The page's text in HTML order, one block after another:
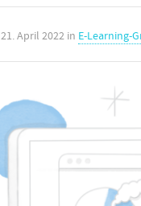
21. April 2022 in E-Learning-